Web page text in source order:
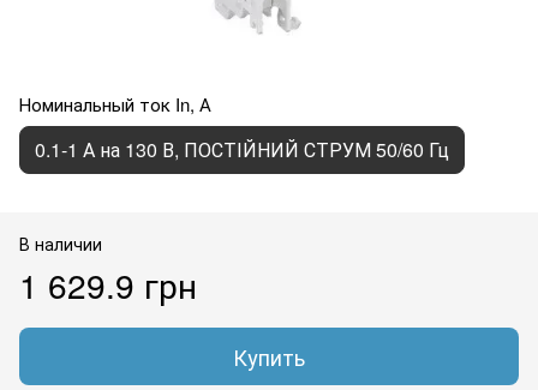
Номинальный ток In, А
0.1-1 А на 130 В, ПОСТІЙНИЙ СТРУМ 50/60 Гц
В наличии
1 629.9 грн
Купить